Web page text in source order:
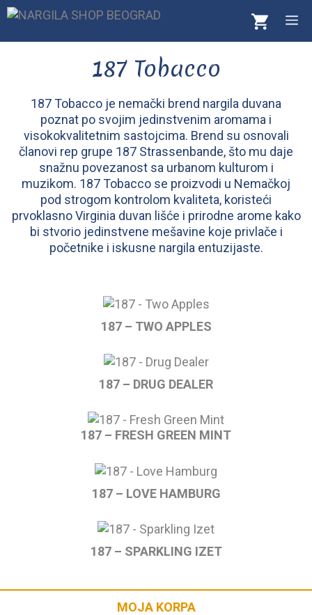
Skip
content
187 Tobacco
187 Tobacco je nemački brend nargila duvana
poznat po svojim jedinstvenim aromama i
visokokvalitetnim sastojcima. Brend su osnovali
članovi rep grupe 187 Strassenbande, što mu daje
snažnu povezanost sa urbanom kulturom i
muzikom. 187 Tobacco se proizvodi u Nemačkoj
pod strogom kontrolom kvaliteta, koristeći
prvoklasno Virginia duvan lišće i prirodne arome kako
bi stvorio jedinstvene mešavine koje privlače i
početnike i iskusne nargila entuzijaste.
187 – TWO APPLES
187 – DRUG DEALER
187 – FRESH GREEN MINT
187 – LOVE HAMBURG
187 – SPARKLING IZET
MOJA KORPA